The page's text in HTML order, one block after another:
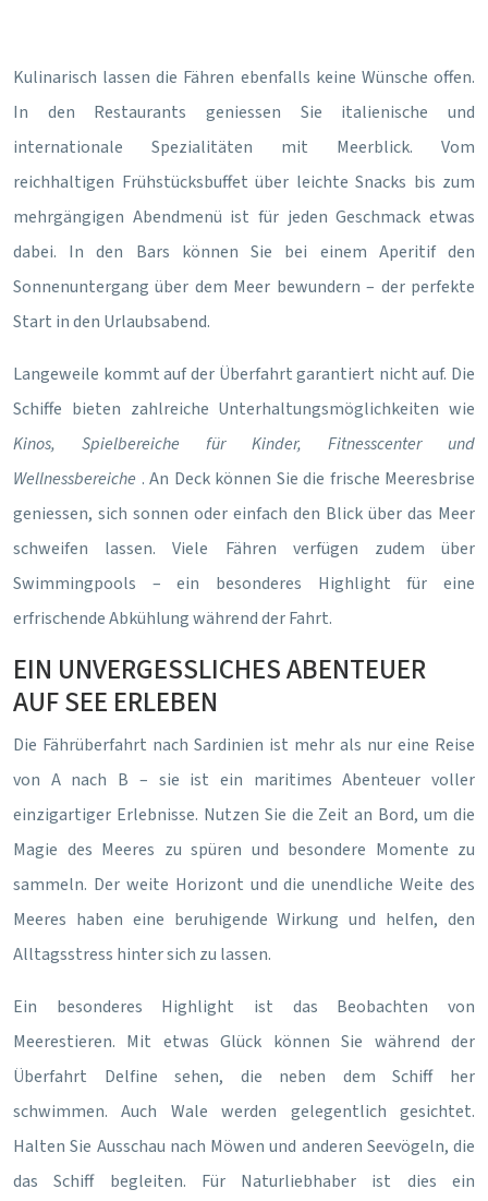
Kulinarisch lassen die Fähren ebenfalls keine Wünsche offen.
In den Restaurants geniessen Sie italienische und
internationale Spezialitäten mit Meerblick. Vom
reichhaltigen Frühstücksbuffet über leichte Snacks bis zum
mehrgängigen Abendmenü ist für jeden Geschmack etwas
dabei. In den Bars können Sie bei einem Aperitif den
Sonnenuntergang über dem Meer bewundern – der perfekte
Start in den Urlaubsabend.
Langeweile kommt auf der Überfahrt garantiert nicht auf. Die
Schiffe bieten zahlreiche Unterhaltungsmöglichkeiten wie
Kinos, Spielbereiche für Kinder, Fitnesscenter und
Wellnessbereiche . An Deck können Sie die frische Meeresbrise
geniessen, sich sonnen oder einfach den Blick über das Meer
schweifen lassen. Viele Fähren verfügen zudem über
Swimmingpools – ein besonderes Highlight für eine
erfrischende Abkühlung während der Fahrt.
EIN UNVERGESSLICHES ABENTEUER
AUF SEE ERLEBEN
Die Fährüberfahrt nach Sardinien ist mehr als nur eine Reise
von A nach B – sie ist ein maritimes Abenteuer voller
einzigartiger Erlebnisse. Nutzen Sie die Zeit an Bord, um die
Magie des Meeres zu spüren und besondere Momente zu
sammeln. Der weite Horizont und die unendliche Weite des
Meeres haben eine beruhigende Wirkung und helfen, den
Alltagsstress hinter sich zu lassen.
Ein besonderes Highlight ist das Beobachten von
Meerestieren. Mit etwas Glück können Sie während der
Überfahrt Delfine sehen, die neben dem Schiff her
schwimmen. Auch Wale werden gelegentlich gesichtet.
Halten Sie Ausschau nach Möwen und anderen Seevögeln, die
das Schiff begleiten. Für Naturliebhaber ist dies ein